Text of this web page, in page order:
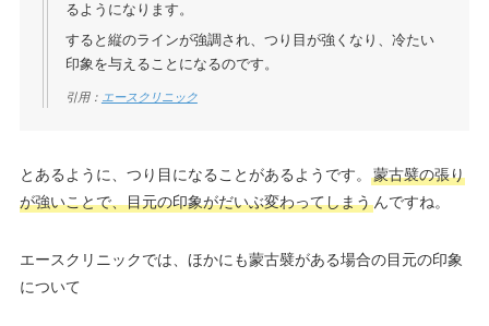
るようになります。
すると縦のラインが強調され、つり目が強くなり、冷たい
印象を与えることになるのです。
引用： エースクリニック
とあるように、つり目になることがあるようです。
蒙古襞の張り
が強いことで、目元の印象がだいぶ変わってしまうんですね。
エースクリニックでは、ほかにも蒙古襞がある場合の目元の印象
について